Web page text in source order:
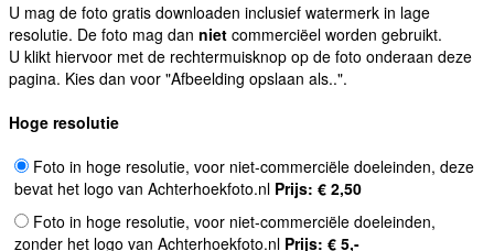
U mag de foto gratis downloaden inclusief watermerk in lage
resolutie. De foto mag dan niet commerciëel worden gebruikt.
U klikt hiervoor met de rechtermuisknop op de foto onderaan deze
pagina. Kies dan voor "Afbeelding opslaan als..".
Hoge resolutie
Foto in hoge resolutie, voor niet-commerciële doeleinden, deze
bevat het logo van Achterhoekfoto.nl Prijs: € 2,50
Foto in hoge resolutie, voor niet-commerciële doeleinden,
zonder het logo van Achterhoekfoto.nl Prijs: € 5,-